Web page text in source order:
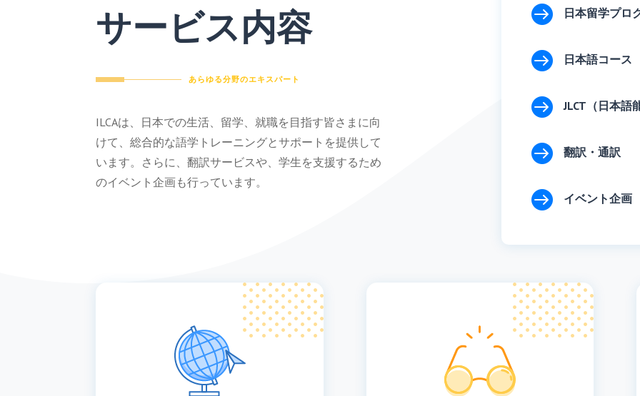
サービス内容
あらゆる分野のエキスパート
ILCAは、日本での生活、留学、就職を目指す皆さまに向
けて、総合的な語学トレーニングとサポートを提供して
います。さらに、翻訳サービスや、学生を支援するため
のイベント企画も行っています。
 日本留学プロ
 日本語コース
 JLCT（日本語
 翻訳・通訳
 イベント企画